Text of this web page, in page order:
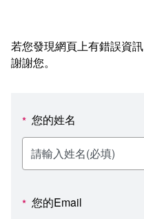
活動研習
歷史訊息
新聞媒體專區
校園行事曆
空大有利的學習條件
環境設備
資訊圖像化專區
活動花絮
影音資訊
校長室
教務處課務組
學習指導中心
輔導處
通識教育中心
法律學系
大眾傳播學系
外國語文學系
其他好站
資訊相關法規
校務資訊
新生報名
在學資訊
校務系統
課程大綱
校內系統
資訊服務線上報修系統
問卷調查
若您發現網頁上有錯誤資
謝謝您。
* 您的姓名
* 您的Email